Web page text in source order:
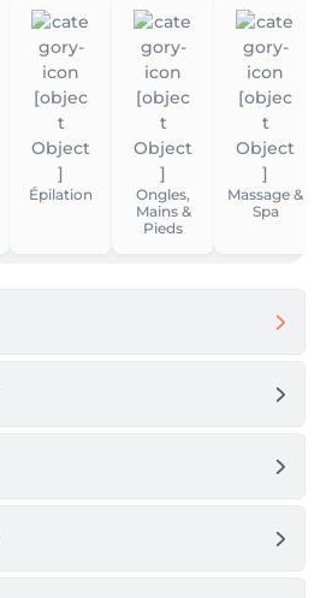
Épilation
Ongles,
Mains &
Pieds
Massage &
Spa